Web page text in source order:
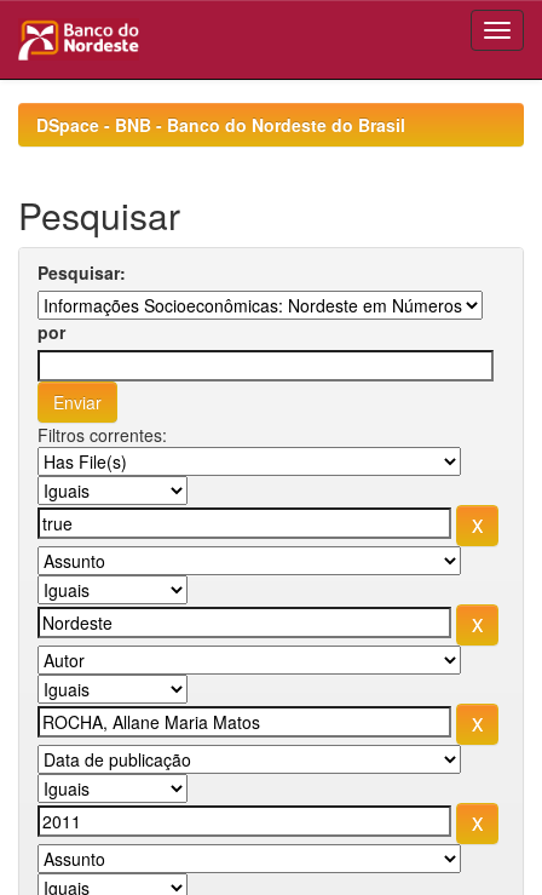
navigationDSpace - BNB - Banco do Nordeste do Brasil
Pesquisar
Pesquisar:
por
Filtros correntes: